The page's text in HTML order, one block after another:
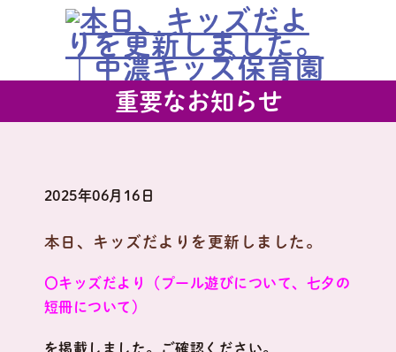
重要なお知らせ
2025年06月16日
本日、キッズだよりを更新しました。
〇キッズだより（プール遊びについて、七夕の
短冊について）
を掲載しました。ご確認ください。